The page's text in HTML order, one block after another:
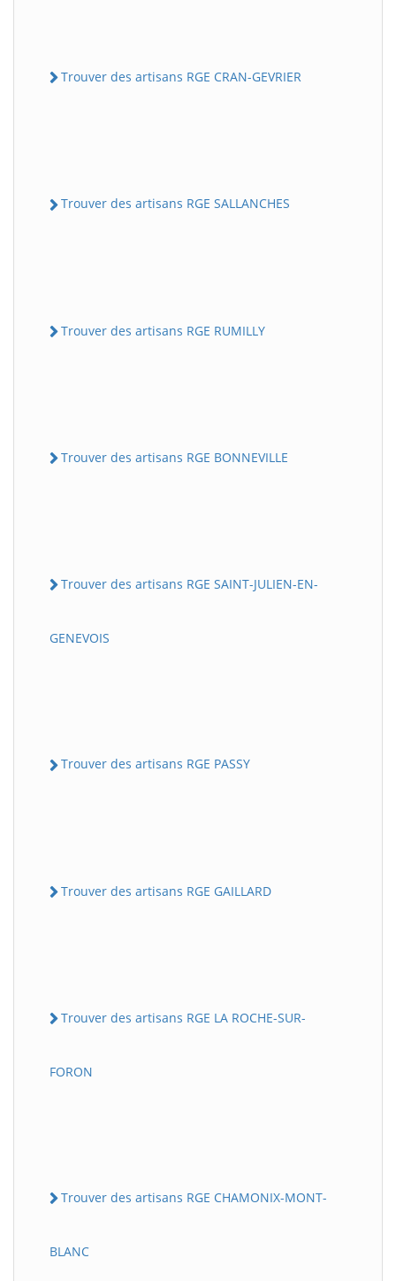
Trouver des artisans RGE CRAN-GEVRIER
Trouver des artisans RGE SALLANCHES
Trouver des artisans RGE RUMILLY
Trouver des artisans RGE BONNEVILLE
Trouver des artisans RGE SAINT-JULIEN-EN-
GENEVOIS
Trouver des artisans RGE PASSY
Trouver des artisans RGE GAILLARD
Trouver des artisans RGE LA ROCHE-SUR-
FORON
Trouver des artisans RGE CHAMONIX-MONT-
BLANC